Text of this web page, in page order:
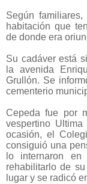
Según
habitación que
de donde era
Su cadáver está
la avenida
Grullón. Se
cementerio
Cepeda fue por
vespertino
ocasión, el
consiguió una
lo internaron
rehabilitarlo de
lugar y se radicó